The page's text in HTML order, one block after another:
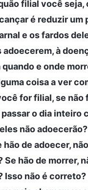
filial você seja,
é reduzir um
e os fardos
adoecerem, à
e onde
coisa a ver
for filial, se não
o dia inteiro
não
hão de adoecer,
Se hão de morrer,
Isso não é